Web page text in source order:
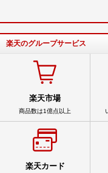
楽天のグループサービス
楽天市場
商品数は1億点以上
楽天カード